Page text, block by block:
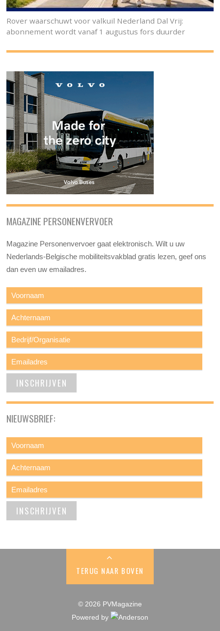
Rover waarschuwt voor valkuil Nederland Dal Vrij:
abonnement wordt vanaf 1 augustus fors duurder
MAGAZINE PERSONENVERVOER
Magazine Personenvervoer gaat elektronisch. Wilt u uw
Nederlands-Belgische mobiliteitsvakblad gratis lezen, geef ons
dan even uw emailadres.
NIEUWSBRIEF:
TERUG NAAR BOVEN
© 2026 PVMagazine
Powered by